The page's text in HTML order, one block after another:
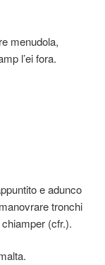
menudola,
l’ei fora.
e adunco
tronchi
chiamper (cfr.).